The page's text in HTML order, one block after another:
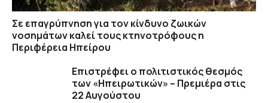
Σε επαγρύπνηση για τον κίνδυνο ζωικών
νοσημάτων καλεί τους κτηνοτρόφους η
Περιφέρεια Ηπείρου
Επιστρέφει ο πολιτιστικός θεσμός
των «Ηπειρωτικών» – Πρεμιέρα στις
22 Αυγούστου